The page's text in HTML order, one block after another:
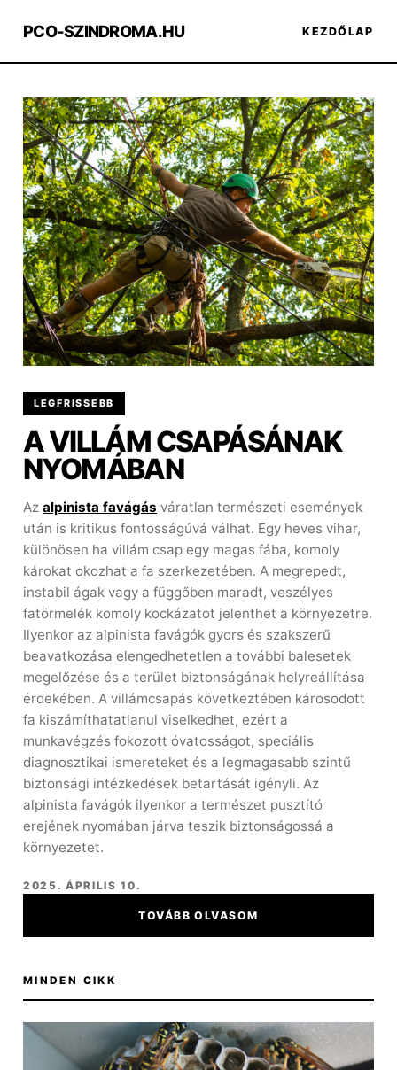
PCO-SZINDROMA.HU KEZDŐLAP
LEGFRISSEBB
A VILLÁM CSAPÁSÁNAK
NYOMÁBAN
Az alpinista favágás váratlan természeti események
után is kritikus fontosságúvá válhat. Egy heves vihar,
különösen ha villám csap egy magas fába, komoly
károkat okozhat a fa szerkezetében. A megrepedt,
instabil ágak vagy a függőben maradt, veszélyes
fatörmelék komoly kockázatot jelenthet a környezetre.
Ilyenkor az alpinista favágók gyors és szakszerű
beavatkozása elengedhetetlen a további balesetek
megelőzése és a terület biztonságának helyreállítása
érdekében. A villámcsapás következtében károsodott
fa kiszámíthatatlanul viselkedhet, ezért a
munkavégzés fokozott óvatosságot, speciális
diagnosztikai ismereteket és a legmagasabb szintű
biztonsági intézkedések betartását igényli. Az
alpinista favágók ilyenkor a természet pusztító
erejének nyomában járva teszik biztonságossá a
környezetet.
2025. ÁPRILIS 10.
TOVÁBB OLVASOM
MINDEN CIKK